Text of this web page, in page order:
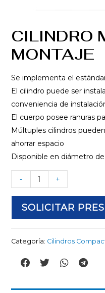
CILINDRO
MONTAJE
Se implementa el
El cilindro puede ser
conveniencia de
El cuerpo posee ranuras
Múltuples cilindros
ahorrar espacio
Disponible en diámetro
- +
SOLICITAR
Categoría: Cilindros